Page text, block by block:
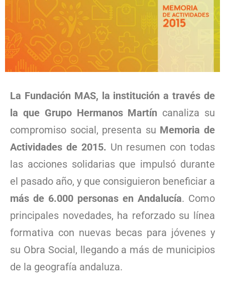
La Fundación MAS, la institución a través de
la que Grupo Hermanos Martín canaliza su
compromiso social, presenta su Memoria de
Actividades de 2015. Un resumen con todas
las acciones solidarias que impulsó durante
el pasado año, y que consiguieron beneficiar a
más de 6.000 personas en Andalucía. Como
principales novedades, ha reforzado su línea
formativa con nuevas becas para jóvenes y
su Obra Social, llegando a más de municipios
de la geografía andaluza.